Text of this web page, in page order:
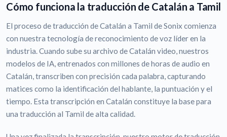
Cómo funciona la traducción de Catalán a Tamil
El proceso de traducción de Catalán a Tamil de Sonix comienza
con nuestra tecnología de reconocimiento de voz líder en la
industria. Cuando sube su archivo de Catalán video, nuestros
modelos de IA, entrenados con millones de horas de audio en
Catalán, transcriben con precisión cada palabra, capturando
matices como la identificación del hablante, la puntuación y el
tiempo. Esta transcripción en Catalán constituye la base para
una traducción al Tamil de alta calidad.